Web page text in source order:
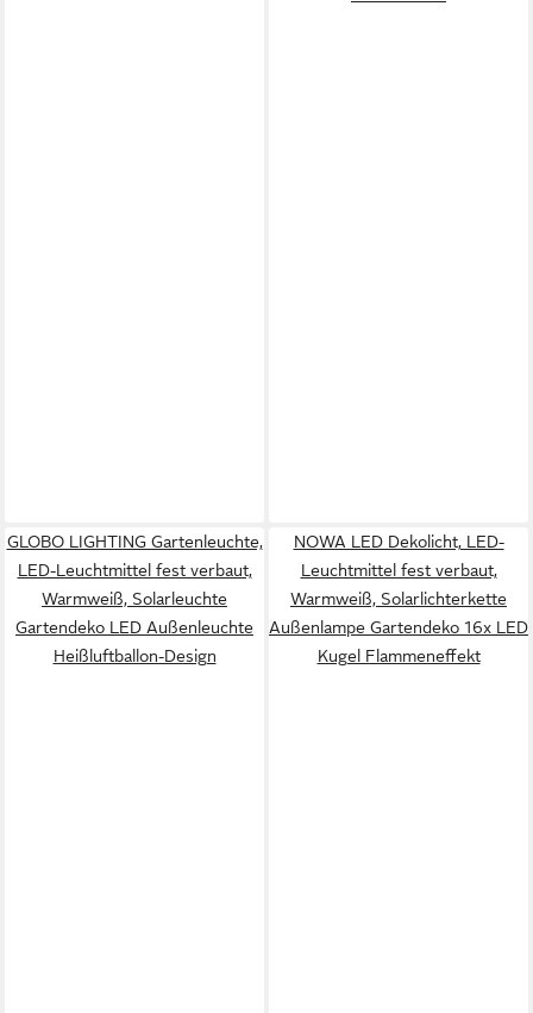
GLOBO LIGHTING Gartenleuchte,
LED-Leuchtmittel fest verbaut,
Warmweiß, Solarleuchte
Gartendeko LED Außenleuchte
Heißluftballon-Design
NOWA LED Dekolicht, LED-
Leuchtmittel fest verbaut,
Warmweiß, Solarlichterkette
Außenlampe Gartendeko 16x LED
Kugel Flammeneffekt